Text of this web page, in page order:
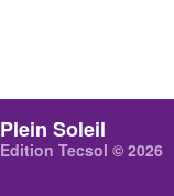
Plein Soleil
Edition Tecsol © 2026